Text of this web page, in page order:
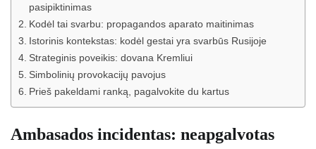
pasipiktinimas
Kodėl tai svarbu: propagandos aparato maitinimas
Istorinis kontekstas: kodėl gestai yra svarbūs Rusijoje
Strateginis poveikis: dovana Kremliui
Simbolinių provokacijų pavojus
Prieš pakeldami ranką, pagalvokite du kartus
Ambasados ​​incidentas: neapgalvotas